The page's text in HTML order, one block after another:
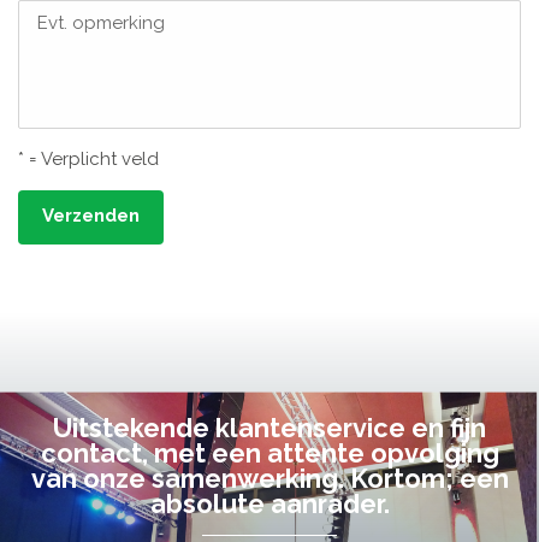
Evt. opmerking
* = Verplicht veld
Verzenden
Uitstekende klantenservice en fijn
contact, met een attente opvolging
van onze samenwerking. Kortom; een
absolute aanrader.